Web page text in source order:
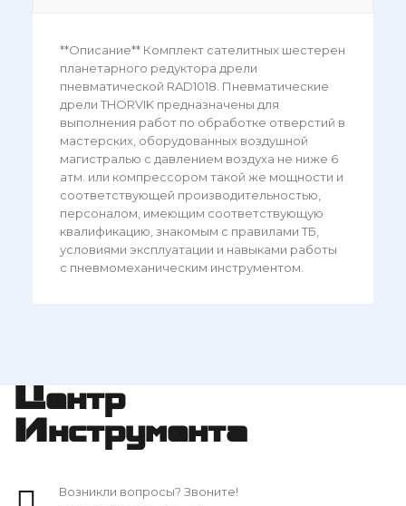
**Описание** Комплект сателитных шестерен
планетарного редуктора дрели
пневматической RAD1018. Пневматические
дрели THORVIK предназначены для
выполнения работ по обработке отверстий в
мастерских, оборудованных воздушной
магистралью с давлением воздуха не ниже 6
атм. или компрессором такой же мощности и
соответствующей производительностью,
персоналом, имеющим соответствующую
квалификацию, знакомым с правилами ТБ,
условиями эксплуатации и навыками работы
с пневмомеханическим инструментом.
Центр
Инструмента
Возникли вопросы? Звоните!